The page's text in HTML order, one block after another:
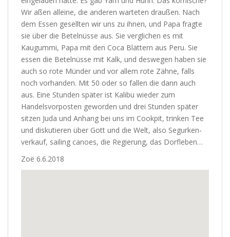
Wir aßen alleine, die anderen warteten draußen. Nach
dem Essen gesellten wir uns zu ihnen, und Papa fragte
sie über die Betelnüsse aus. Sie verglichen es mit
Kaugummi, Papa mit den Coca Blättern aus Peru. Sie
essen die Betelnüsse mit Kalk, und deswegen haben sie
auch so rote Münder und vor allem rote Zähne, falls
noch vorhanden. Mit 50 oder so fallen die dann auch
aus. Eine Stunden später ist Kalibu wieder zum
Handelsvorposten geworden und drei Stunden später
sitzen Juda und Anhang bei uns im Cookpit, trinken Tee
und diskutieren über Gott und die Welt, also Segurken-
verkauf, sailing canoes, die Regierung, das Dorfleben…
Zoë 6.6.2018